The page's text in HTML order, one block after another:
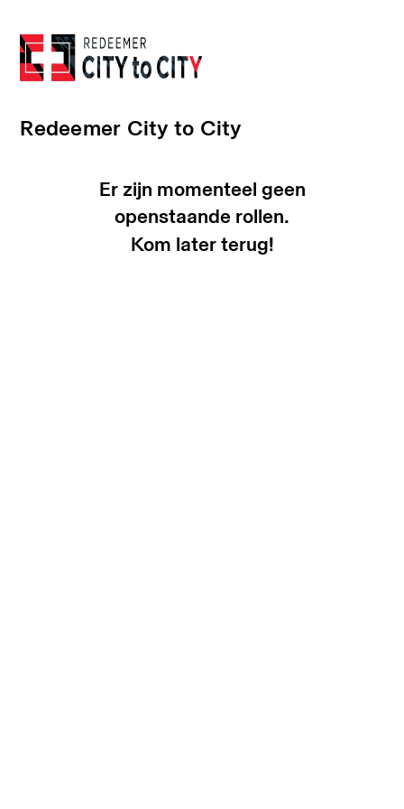
Redeemer City to City
Er zijn momenteel geen
openstaande rollen.
Kom later terug!